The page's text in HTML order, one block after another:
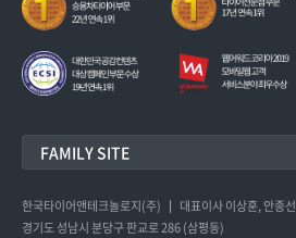
FAMILY SITE
한국타이어앤테크놀로지(주)
대표이사 이상훈, 안종선
경기도 성남시 분당구 판교로 286 (삼평동)